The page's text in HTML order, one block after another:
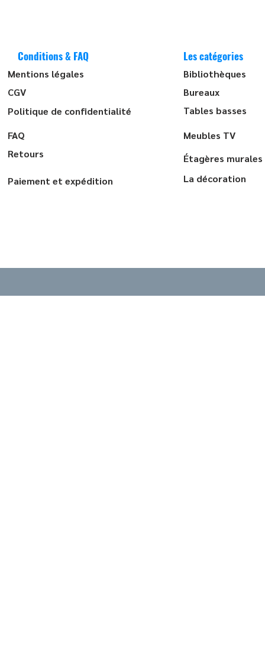
Conditions & FAQ
Mentions légales
CGV
Politique de confidentialité
FAQ
Retours
Paiement et expédition
Les catégories
Bibliothèques
Bureaux
Tables basses
Meubles TV
Étagères murales
La décoration